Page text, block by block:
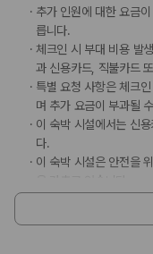
추가 인원에 대한 요금
릅니다.
체크인 시 부대 비용 발
과 신용카드, 직불카드
특별 요청 사항은 체크
며 추가 요금이 부과될
이 숙박 시설에서는 신
다.
이 숙박 시설은 안전을
고객 정책과 문화적 기
습니다. 명시된 정책은